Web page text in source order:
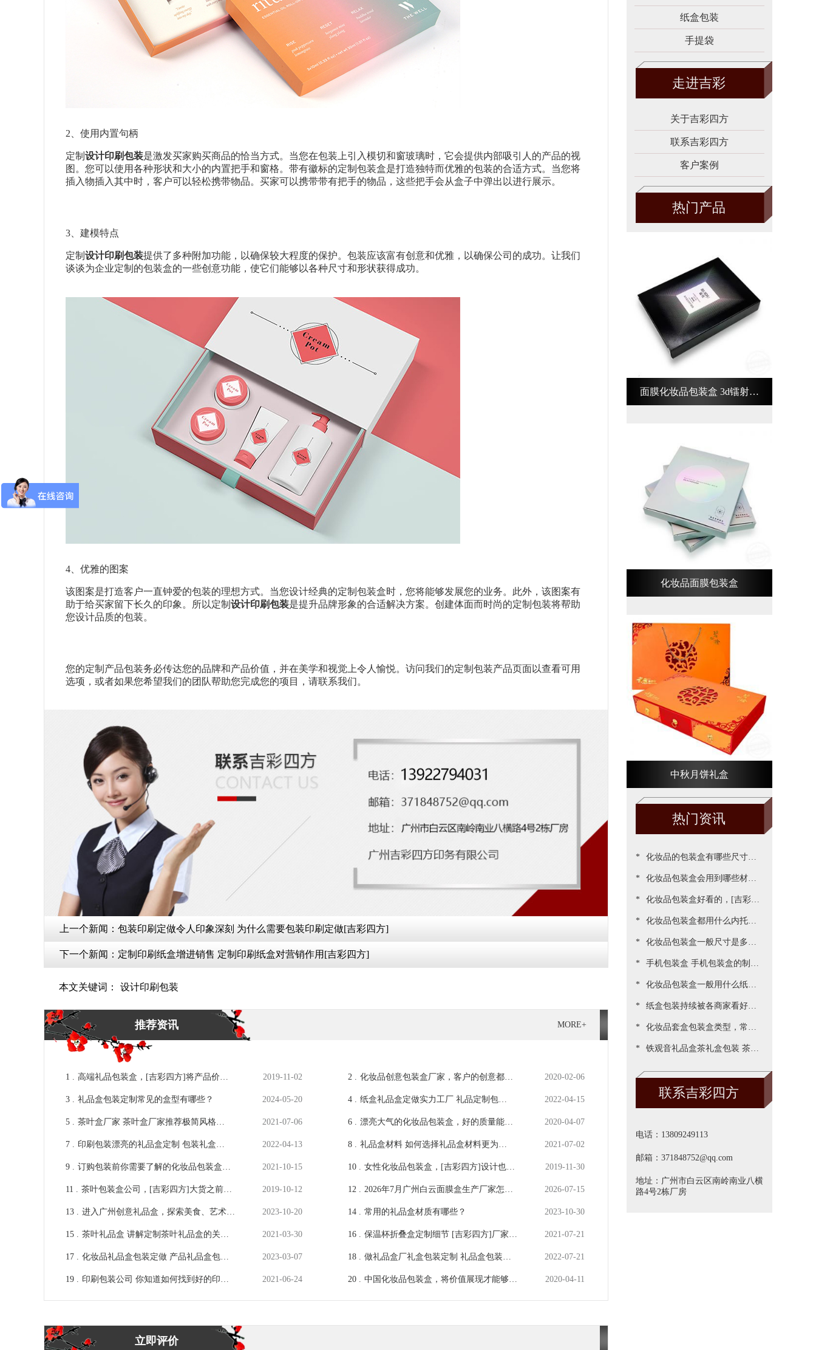
2、使用内置句柄
定制 设计印刷包装是激发买家购买商品的恰当方式。当您在包装上引入模切和窗玻璃时，它会提供内部吸引人的产品的视
图。您可以使用各种形状和大小的内置把手和窗格。带有徽标的定制包装盒是打造独特而优雅的包装的合适方式。当您将
插入物插入其中时，客户可以轻松携带物品。买家可以携带带有把手的物品，这些把手会从盒子中弹出以进行展示。
3、建模特点
定制 设计印刷包装提供了多种附加功能，以确保较大程度的保护。包装应该富有创意和优雅，以确保公司的成功。让我们
谈谈为企业定制的包装盒的一些创意功能，使它们能够以各种尺寸和形状获得成功。
4、优雅的图案
该图案是打造客户一直钟爱的包装的理想方式。当您设计经典的定制包装盒时，您将能够发展您的业务。此外，该图案有
助于给买家留下长久的印象。所以定制 设计印刷包装是提升品牌形象的合适解决方案。创建体面而时尚的定制包装将帮助
您设计品质的包装。
您的定制产品包装务必传达您的品牌和产品价值，并在美学和视觉上令人愉悦。访问我们的定制包装产品页面以查看可用
选项，或者如果您希望我们的团队帮助您完成您的项目，请联系我们。
上一个新闻： 包装印刷定做令人印象深刻 为什么需要包装印刷定做[吉彩四方]
下一个新闻： 定制印刷纸盒增进销售 定制印刷纸盒对营销作用[吉彩四方]
本文关键词： 设计印刷包装
推荐资讯 MORE+
1 .
高端礼品包装盒，[吉彩四方]将产品价值
2019-11-02 2 .
化妆品创意包装盒厂家，客户的创意都能
2020-02-06
3 . 礼品盒包装定制常见的盒型有哪些？ 2024-05-20 4 .
纸盒礼品盒定做实力工厂 礼品定制包装
2022-04-15
5 .
茶叶盒厂家 茶叶盒厂家推荐极简风格涵
2021-07-06 6 .
漂亮大气的化妆品包装盒，好的质量能说
2020-04-07
7 .
印刷包装漂亮的礼品盒定制 包装礼盒印
2022-04-13 8 .
礼品盒材料 如何选择礼品盒材料更为划
2021-07-02
9 .
订购包装前你需要了解的化妆品包装盒印
2021-10-15 10 .
女性化妆品包装盒，[吉彩四方]设计也是
2019-11-30
11 .
茶叶包装盒公司，[吉彩四方]大货之前有
2019-10-12 12 .
2026年7月广州白云面膜盒生产厂家怎么
2026-07-15
13 .
进入广州创意礼品盒，探索美食、艺术和
2023-10-20 14 . 常用的礼品盒材质有哪些？ 2023-10-30
15 .
茶叶礼品盒 讲解定制茶叶礼品盒的关键
2021-03-30 16 .
保温杯折叠盒定制细节 [吉彩四方]厂家讲
2021-07-21
17 .
化妆品礼品盒包装定做 产品礼品盒包装
2023-03-07 18 .
做礼品盒厂礼盒包装定制 礼品盒包装盒
2022-07-21
19 .
印刷包装公司 你知道如何找到好的印刷
2021-06-24 20 .
中国化妆品包装盒，将价值展现才能够吸
2020-04-11
立即评价
纸盒包装
手提袋
走进吉彩
关于吉彩四方
联系吉彩四方
客户案例
热门产品
面膜化妆品包装盒 3d镭射化
化妆品面膜包装盒
中秋月饼礼盒
热门资讯
* 化妆品的包装盒有哪些尺寸，
包装尺寸需要怎么设定呢[吉彩
四方]
* 化妆品包装盒会用到哪些材
质？[吉彩四方]为您一一罗列
出来
* 化妆品包装盒好看的，[吉彩四
方]为客户做出各种好看包装案
例
* 化妆品包装盒都用什么内托，
[吉彩四方]常见的有三种材质
* 化妆品包装盒一般尺寸是多
少，实际测算的尺寸更精准[吉
彩四方]
* 手机包装盒 手机包装盒的制作
过程[吉彩四方]详解包装的制
作流程
* 化妆品包装盒一般用什么纸，
说说常用的材质都有哪些[吉彩
四方]
* 纸盒包装持续被各商家看好，
源于国家对环保的重视与监管
[吉彩四方]新闻
* 化妆品套盒包装盒类型，常见
的包装盒型有哪些呢？[吉彩四
方]
* 铁观音礼品盒茶礼盒包装 茶叶
包装盒礼盒定制厂家[吉彩四
联系吉彩四方
电话：13809249113
邮箱：371848752@qq.com
地址：广州市白云区南岭南业八横
路4号2栋厂房